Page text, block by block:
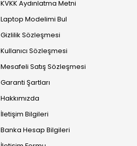
KVKK Aydınlatma Metni
Laptop Modelimi Bul
Gizlilik Sözleşmesi
Kullanıcı Sözleşmesi
Mesafeli Satış Sözleşmesi
Garanti Şartları
Hakkımızda
İletişim Bilgileri
Banka Hesap Bilgileri